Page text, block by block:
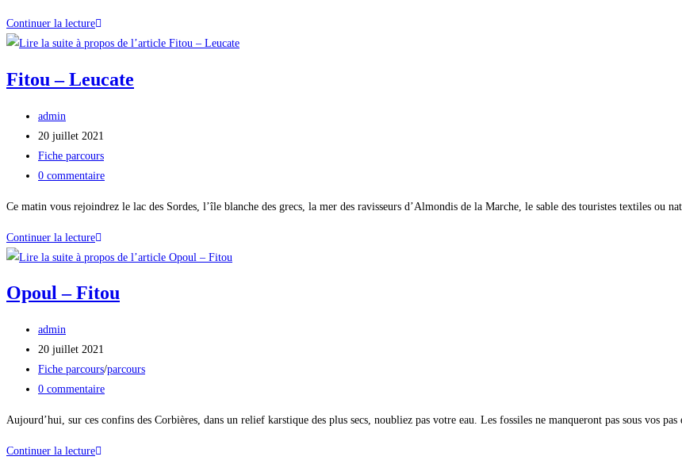
Continuer la lecture
Fitou – Leucate
admin
20 juillet 2021
Fiche parcours
0 commentaire
Ce matin vous rejoindrez le lac des Sordes, l’île blanche des grecs, la mer des ravisseurs d’Almondis de la Marche, le sable des touristes textiles ou
Continuer la lecture
Opoul – Fitou
admin
20 juillet 2021
Fiche parcours/parcours
0 commentaire
Aujourd’hui, sur ces confins des Corbières, dans un relief karstique des plus secs, noubliez pas votre eau. Les fossiles ne manqueront pas sous vos
Continuer la lecture